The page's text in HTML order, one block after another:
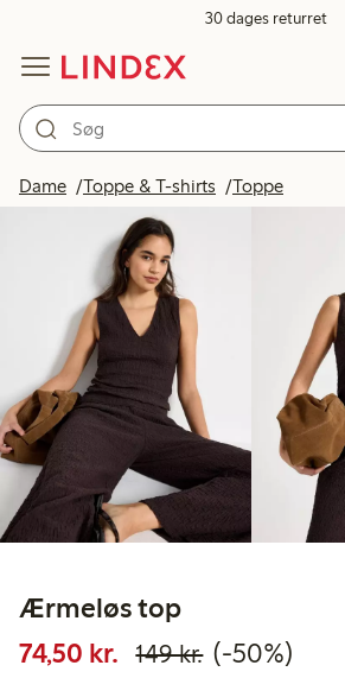
30 dages returret
Dame Toppe & T-shirts Toppe
Ærmeløs top
74,50 kr. Nedsat pris:
149 kr.50 % rabat
(-50%)